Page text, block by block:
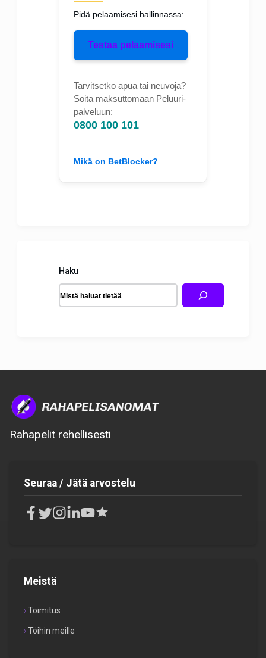
Pidä pelaamisesi hallinnassa:
Testaa pelaamisesi
Tarvitsetko apua tai neuvoja?
Soita maksuttomaan Peluuri-
palveluun:
0800 100 101
Mikä on BetBlocker?
Haku
Rahapelit rehellisesti
Meistä
Toimitus
Töihin meille
Seuraa / Jätä arvostelu